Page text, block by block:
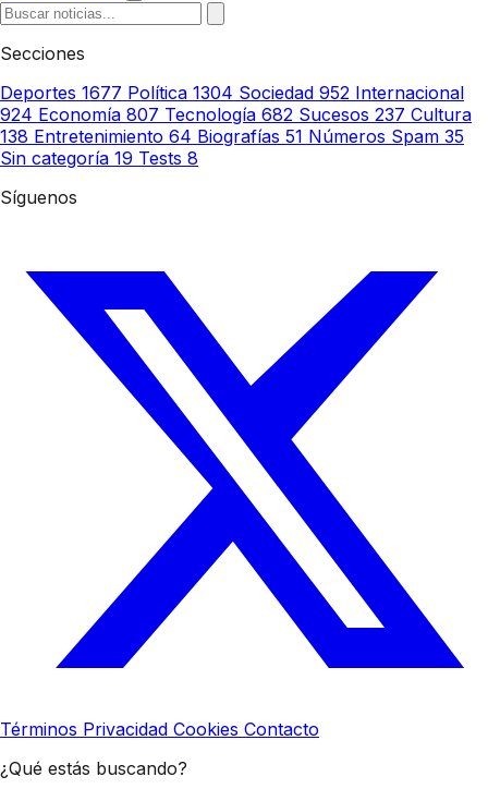
Secciones
Deportes 1677 Política 1304 Sociedad 952 Internacional
924 Economía 807 Tecnología 682 Sucesos 237 Cultura
138 Entretenimiento 64 Biografías 51 Números Spam 35
Sin categoría 19 Tests 8
Síguenos
Términos Privacidad Cookies Contacto
¿Qué estás buscando?